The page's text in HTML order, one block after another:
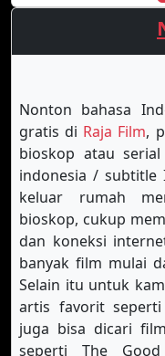
Nonton bahasa
gratis di Raja Film,
bioskop atau
indonesia / subtitle
keluar rumah
bioskop, cukup
dan koneksi
banyak film mulai
Selain itu untuk
artis favorit seperti
juga bisa dicari
seperti The